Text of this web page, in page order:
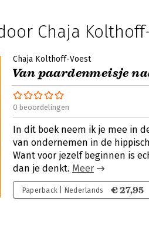
Chaja
Chaja Kolthoff-Voest
Van paardenmeisje
0 beoordelingen
In dit boek neem ik je mee in
van ondernemen in de
Want voor jezelf beginnen is
dan je denkt. Meer
Paperback | Nederlands € 27,95